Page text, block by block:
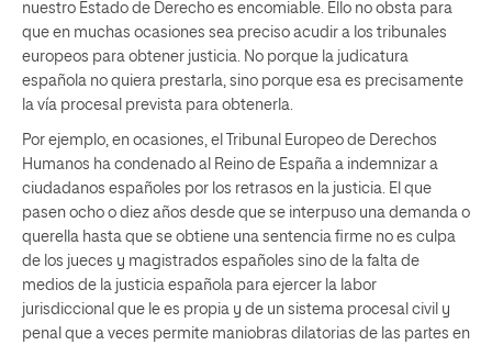
nuestro Estado de Derecho es encomiable. Ello no obsta para
que en muchas ocasiones sea preciso acudir a los tribunales
europeos para obtener justicia. No porque la judicatura
española no quiera prestarla, sino porque esa es precisamente
la vía procesal prevista para obtenerla.
Por ejemplo, en ocasiones, el Tribunal Europeo de Derechos
Humanos ha condenado al Reino de España a indemnizar a
ciudadanos españoles por los retrasos en la justicia. El que
pasen ocho o diez años desde que se interpuso una demanda o
querella hasta que se obtiene una sentencia firme no es culpa
de los jueces y magistrados españoles sino de la falta de
medios de la justicia española para ejercer la labor
jurisdiccional que le es propia y de un sistema procesal civil y
penal que a veces permite maniobras dilatorias de las partes en